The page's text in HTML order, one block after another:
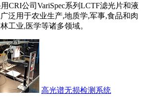
用CRI公司VariSpec系列LCTF滤光片和液
泛用于农业生产,地质学,军事,食品和肉
工业,医学等诸多领域。
高光谱无损检测系统